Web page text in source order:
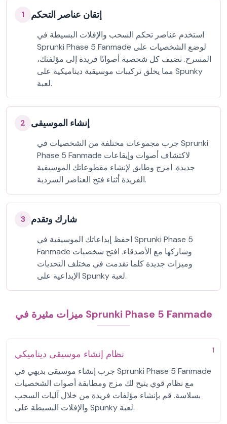
1 إتقان عناصر التحكم
استخدم عناصر تحكم السحب والإفلات البسيطة في
Sprunki Phase 5 Fanmade لوضع الشخصيات على
المسرح. تضيف كل شخصية أصواتًا فريدة إلى مؤلفتك،
مما يخلق تركيبات موسيقية ديناميكية على Spunky
لعبة.
2 إنشاء الموسيقى
جرب مجموعات مختلفة من الشخصيات في Sprunki
Phase 5 Fanmade لاكتشاف أصوات وإيقاعات
جديدة. امزج وطابق لإنشاء مقطوعاتك الموسيقية
الفريدة أثناء فتح العناصر السردية.
3 شارك وتقدم
احفظ إبداعاتك الموسيقية في Sprunki Phase 5
Fanmade وشاركها مع الأصدقاء. افتح شخصيات
وميزات جديدة كلما تقدمت في مختلف التحديات
الإبداعية على Spunky لعبة.
ميزات مثيرة في Sprunki Phase 5 Fanmade
1 نظام إنشاء موسيقى ديناميكي
جرب إنشاء موسيقى بديهي في Sprunki Phase 5 Fanmade
مع نظام قوي يتيح لك مزج ومطابقة أصوات الشخصيات
بسلاسة. قم بإنشاء مؤلفات فريدة من خلال آليات السحب
والإفلات البسيطة على Spunky لعبة.